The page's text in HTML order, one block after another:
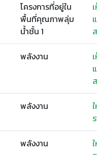
โครงการที่อยู่ใน
พื้นที่คุณภาพลุ่ม
น้ำชั้น 1
พลังงาน
พลังงาน
พลังงาน